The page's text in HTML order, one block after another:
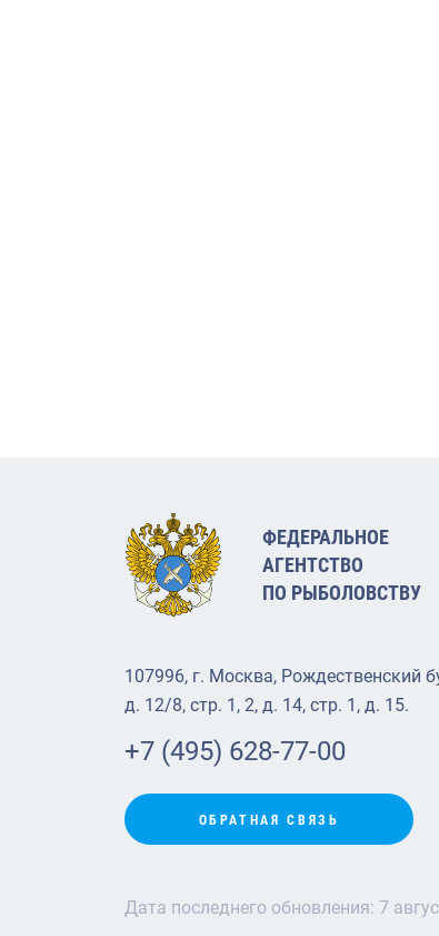
ФЕДЕРАЛЬНОЕ
АГЕНТСТВО
ПО РЫБОЛОВСТВУ
107996, г. Москва, Рождественский
д. 12/8, стр. 1, 2, д. 14, стр. 1, д. 15.
+7 (495) 628-77-00
ОБРАТНАЯ СВЯЗЬ
Дата последнего обновления: 7